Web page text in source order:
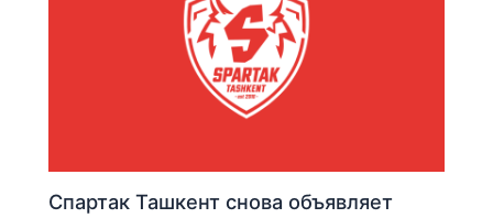
Спартак Ташкент снова объявляет